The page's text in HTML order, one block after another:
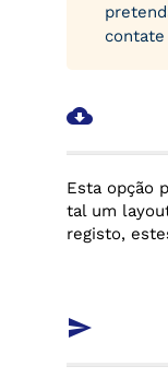
cloud_download
Esta opção
tal um
registo,
send